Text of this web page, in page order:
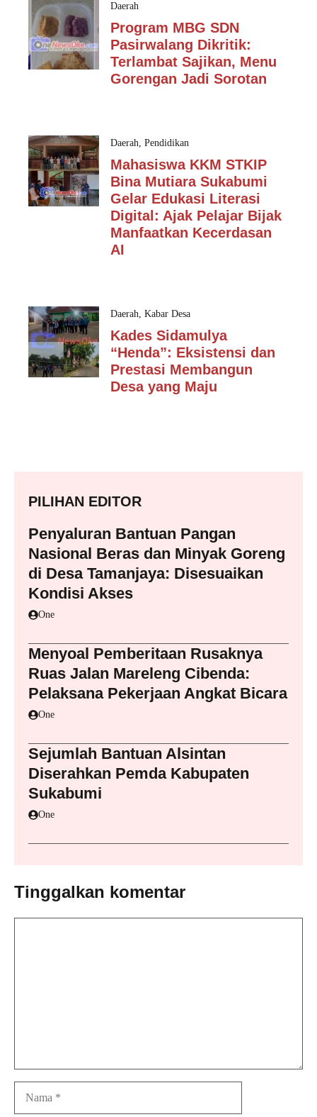
Daerah
Program MBG SDN
Pasirwalang Dikritik:
Terlambat Sajikan, Menu
Gorengan Jadi Sorotan
Daerah, Pendidikan
Mahasiswa KKM STKIP
Bina Mutiara Sukabumi
Gelar Edukasi Literasi
Digital: Ajak Pelajar Bijak
Manfaatkan Kecerdasan
AI
Daerah, Kabar Desa
Kades Sidamulya
“Henda”: Eksistensi dan
Prestasi Membangun
Desa yang Maju
PILIHAN EDITOR
Penyaluran Bantuan Pangan
Nasional Beras dan Minyak Goreng
di Desa Tamanjaya: Disesuaikan
Kondisi Akses
One
Menyoal Pemberitaan Rusaknya
Ruas Jalan Mareleng Cibenda:
Pelaksana Pekerjaan Angkat Bicara
One
Sejumlah Bantuan Alsintan
Diserahkan Pemda Kabupaten
Sukabumi
One
Tinggalkan komentar